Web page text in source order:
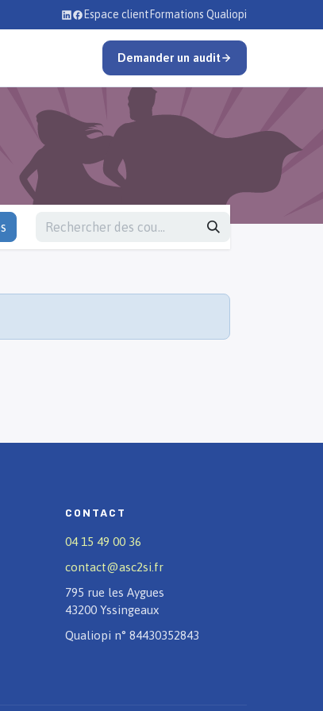
Espace client Formations Qualiopi
Demander un audit
CONTACT
04 15 49 00 36
contact@asc2si.fr
795 rue les Aygues
43200 Yssingeaux
Qualiopi n° 84430352843